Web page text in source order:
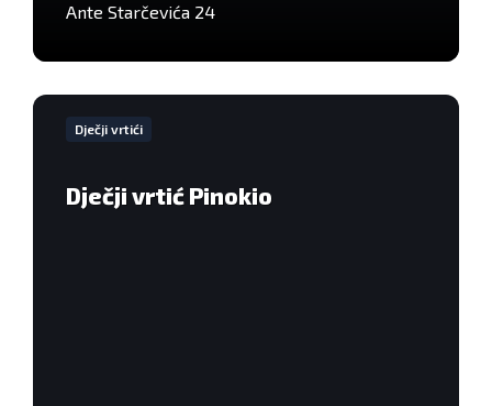
Ante Starčevića 24
Dječji vrtići
Dječji vrtić Pinokio
VIše
informacija